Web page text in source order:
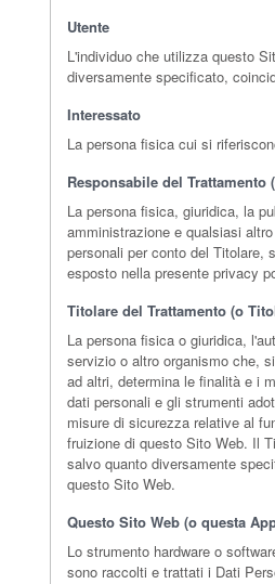
Utente
L'individuo che utilizza questo
diversamente specificato,
Interessato
La persona fisica cui si
Responsabile del Trattamento
La persona fisica, giuridica, la
amministrazione e qualsiasi
personali per conto del Titolare,
esposto nella presente privacy
Titolare del Trattamento (o
La persona fisica o giuridica,
servizio o altro organismo che,
ad altri, determina le finalità e i
dati personali e gli strumenti
misure di sicurezza relative al
fruizione di questo Sito Web. Il
salvo quanto diversamente
questo Sito Web.
Questo Sito Web (o questa
Lo strumento hardware o
sono raccolti e trattati i Dati